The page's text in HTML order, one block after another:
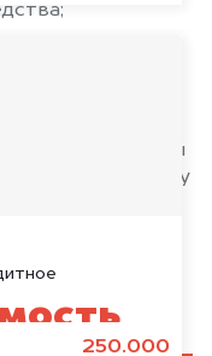
250.000
то наши юристы
оформить сделку